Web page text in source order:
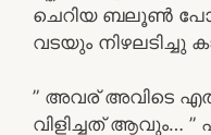
ചെറിയ ബലൂൺ
വടയും നിഴലടിച്ചു
” അവര് അവിടെ
വിളിച്ചത് ആവും…